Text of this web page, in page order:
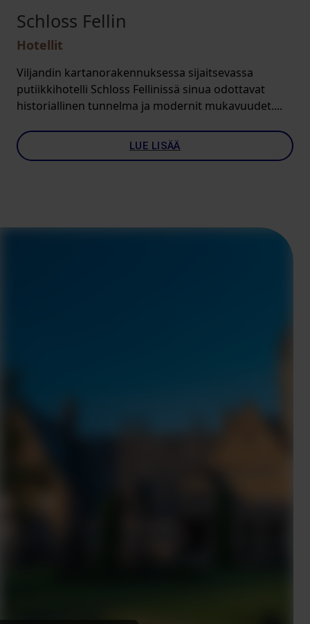
Schloss Fellin
Hotellit
Viljandin kartanorakennuksessa sijaitsevassa
putiikkihotelli Schloss Fellinissä sinua odottavat
historiallinen tunnelma ja modernit mukavuudet....
LUE LISÄÄ